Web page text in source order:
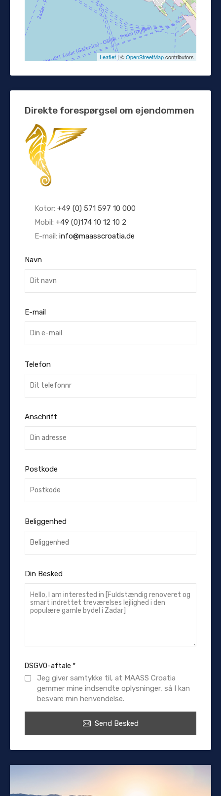
Leaflet| ©OpenStreetMapcontributors
Direkte forespørgsel om ejendommen
Kotor: +49 (0) 571 597 10 000
Mobil: +49 (0)174 10 12 10 2
E-mail: info@maasscroatia.de
Navn
E-mail
Telefon
Anschrift
Postkode
Beliggenhed
Din Besked
DSGVO-aftale *
Jeg giver samtykke til, at MAASS Croatia
gemmer mine indsendte oplysninger, så I kan
besvare min henvendelse.
Send Besked